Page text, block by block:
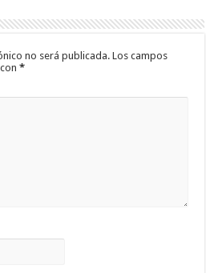
no será publicada. Los campos
con*